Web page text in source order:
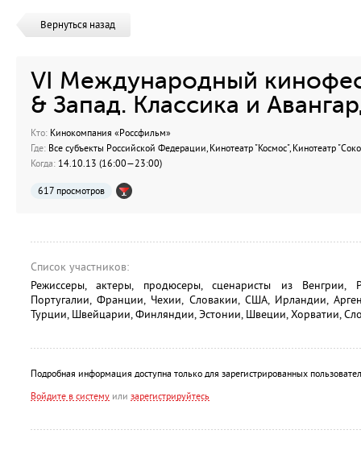
Вернуться назад
VI Международный
& Запад. Классика и
Кто: Кинокомпания «Россфильм»
Где: Все субъекты Российской Федерации, Кинотеатр "Космос", Кинотеатр
Когда: 14.10.13 (16:00—23:00)
617 просмотров
Список участников:
Режиссеры, актеры, продюсеры, сценаристы из Венгрии,
Португалии, Франции, Чехии, Словакии, США, Ирландии,
Турции, Швейцарии, Финляндии, Эстонии, Швеции, Хорватии,
Подробная информация доступна только для зарегистрированных
Войдите в систему или зарегистрируйтесь